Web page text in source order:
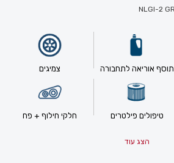
תוסף אוריאה לתחבורה צמיגים
טיפולים פילטרים חלקי חילוף + פח
הצג עוד